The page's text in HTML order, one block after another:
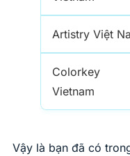
Artistry Việt
Colorkey
Vietnam
Vậy là bạn đã có